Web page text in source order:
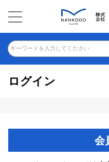
キーワードを入力してください
ログイン
会